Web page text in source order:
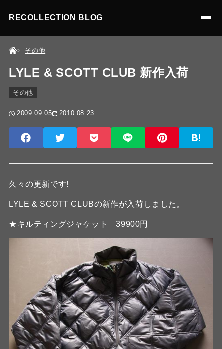
RECOLLECTION BLOG
その他
LYLE & SCOTT CLUB 新作入荷
その他
2009.09.05 2010.08.23
久々の更新です!
LYLE & SCOTT CLUBの新作が入荷しました。
★キルティングジャケット 39900円